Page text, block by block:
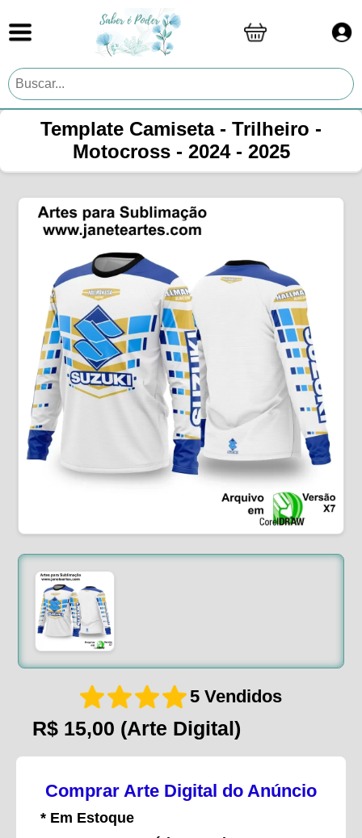
Template Camiseta - Trilheiro -
Motocross - 2024 - 2025
5 Vendidos
R$ 15,00 (Arte Digital)
Comprar Arte Digital do Anúncio
* Em Estoque